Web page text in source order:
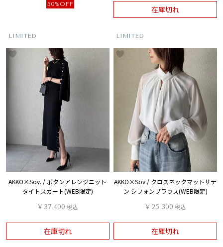
50%OFF
在庫切れ
LIMITED
AKKO×Sov. / ボタンアレンジニット
タイトスカート(WEB限定)
¥ 37,400 税込
在庫切れ
LIMITED
AKKO×Sov./ クロスネックマットサテ
ン シフォンブラウス(WEB限定)
¥ 25,300 税込
在庫切れ